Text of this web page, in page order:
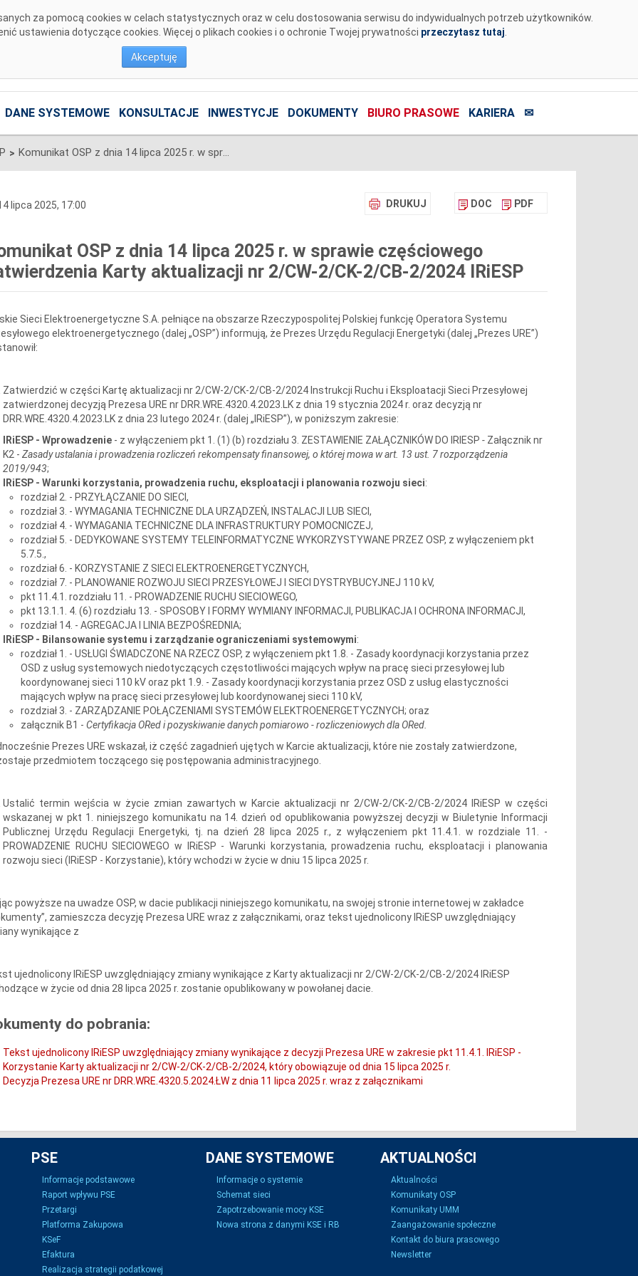
za pomocą cookies w celach statystycznych oraz w celu dostosowania serwisu do indywidualnych potrzeb użytkowników.
ustawienia dotyczące cookies. Więcej o plikach cookies i o ochronie Twojej prywatności przeczytasz tutaj
Akceptuję
DANE SYSTEMOWE KONSULTACJE INWESTYCJE DOKUMENTY BIURO PRASOWE KARIERA ✉
> Komunikat OSP z dnia 14 lipca 2025 r. w sprawie częściowego zatwierdzenia Karty aktualizacji nr 2/CW-2/CK-2/CB-2/2024 IRiESP
DRUKUJ DOC PDF
lipca 2025, 17:00
OSP z dnia 14 lipca 2025 r. w sprawie częściowego
Karty aktualizacji nr 2/CW-2/CK-2/CB-2/2024 IRiESP
Sieci Elektroenergetyczne S.A. pełniące na obszarze Rzeczypospolitej Polskiej funkcję Operatora Systemu
elektroenergetycznego (dalej „OSP”) informują, że Prezes Urzędu Regulacji Energetyki (dalej „Prezes URE”)
Zatwierdzić w części Kartę aktualizacji nr 2/CW-2/CK-2/CB-2/2024 Instrukcji Ruchu i Eksploatacji Sieci Przesyłowej
zatwierdzonej decyzją Prezesa URE nr DRR.WRE.4320.4.2023.LK z dnia 19 stycznia 2024 r. oraz decyzją nr
DRR.WRE.4320.4.2023.LK z dnia 23 lutego 2024 r. (dalej „IRiESP”), w poniższym zakresie:
IRiESP - Wprowadzenie- z wyłączeniem pkt 1. (1) (b) rozdziału 3. ZESTAWIENIE ZAŁĄCZNIKÓW DO IRIESP - Załącznik nr
K2 - Zasady ustalania i prowadzenia rozliczeń rekompensaty finansowej, o której mowa w art. 13 ust. 7 rozporządzenia
2019/943;
IRiESP - Warunki korzystania, prowadzenia ruchu, eksploatacji i planowania rozwoju sieci:
rozdział 2. - PRZYŁĄCZANIE DO SIECI,
rozdział 3. - WYMAGANIA TECHNICZNE DLA URZĄDZEŃ, INSTALACJI LUB SIECI,
rozdział 4. - WYMAGANIA TECHNICZNE DLA INFRASTRUKTURY POMOCNICZEJ,
rozdział 5. - DEDYKOWANE SYSTEMY TELEINFORMATYCZNE WYKORZYSTYWANE PRZEZ OSP, z wyłączeniem pkt
5.7.5.,
rozdział 6. - KORZYSTANIE Z SIECI ELEKTROENERGETYCZNYCH,
rozdział 7. - PLANOWANIE ROZWOJU SIECI PRZESYŁOWEJ I SIECI DYSTRYBUCYJNEJ 110 kV,
pkt 11.4.1. rozdziału 11. - PROWADZENIE RUCHU SIECIOWEGO,
pkt 13.1.1. 4. (6) rozdziału 13. - SPOSOBY I FORMY WYMIANY INFORMACJI, PUBLIKACJA I OCHRONA INFORMACJI,
rozdział 14. - AGREGACJA I LINIA BEZPOŚREDNIA;
IRiESP - Bilansowanie systemu i zarządzanie ograniczeniami systemowymi:
rozdział 1. - USŁUGI ŚWIADCZONE NA RZECZ OSP, z wyłączeniem pkt 1.8. - Zasady koordynacji korzystania przez
OSD z usług systemowych niedotyczących częstotliwości mających wpływ na pracę sieci przesyłowej lub
koordynowanej sieci 110 kV oraz pkt 1.9. - Zasady koordynacji korzystania przez OSD z usług elastyczności
mających wpływ na pracę sieci przesyłowej lub koordynowanej sieci 110 kV,
rozdział 3. - ZARZĄDZANIE POŁĄCZENIAMI SYSTEMÓW ELEKTROENERGETYCZNYCH; oraz
załącznik B1 - Certyfikacja ORed i pozyskiwanie danych pomiarowo - rozliczeniowych dla ORed.
Prezes URE wskazał, iż część zagadnień ujętych w Karcie aktualizacji, które nie zostały zatwierdzone,
przedmiotem toczącego się postępowania administracyjnego.
Ustalić termin wejścia w życie zmian zawartych w Karcie aktualizacji nr 2/CW-2/CK-2/CB-2/2024 IRiESP w części
wskazanej w pkt 1. niniejszego komunikatu na 14. dzień od opublikowania powyższej decyzji w Biuletynie Informacji
Publicznej Urzędu Regulacji Energetyki, tj. na dzień 28 lipca 2025 r., z wyłączeniem pkt 11.4.1. w rozdziale 11. -
PROWADZENIE RUCHU SIECIOWEGO w IRiESP - Warunki korzystania, prowadzenia ruchu, eksploatacji i planowania
rozwoju sieci (IRiESP - Korzystanie), który wchodzi w życie w dniu 15 lipca 2025 r.
powyższe na uwadze OSP, w dacie publikacji niniejszego komunikatu, na swojej stronie internetowej w zakładce
zamieszcza decyzję Prezesa URE wraz z załącznikami, oraz tekst ujednolicony IRiESP uwzględniający
wynikające z
ujednolicony IRiESP uwzględniający zmiany wynikające z Karty aktualizacji nr 2/CW-2/CK-2/CB-2/2024 IRiESP
w życie od dnia 28 lipca 2025 r. zostanie opublikowany w powołanej dacie.
do pobrania:
Tekst ujednolicony IRiESP uwzględniający zmiany wynikające z decyzji Prezesa URE w zakresie pkt 11.4.1. IRiESP -
Korzystanie Karty aktualizacji nr 2/CW-2/CK-2/CB-2/2024, który obowiązuje od dnia 15 lipca 2025 r.
Decyzja Prezesa URE nr DRR.WRE.4320.5.2024.ŁW z dnia 11 lipca 2025 r. wraz z załącznikami
PSE
Informacje podstawowe
Raport wpływu PSE
Przetargi
Platforma Zakupowa
KSeF
Efaktura
Realizacja strategii podatkowej
DANE SYSTEMOWE
Informacje o systemie
Schemat sieci
Zapotrzebowanie mocy KSE
Nowa strona z danymi KSE i RB
AKTUALNOŚCI
Aktualności
Komunikaty OSP
Komunikaty UMM
Zaangażowanie społeczne
Kontakt do biura prasowego
Newsletter